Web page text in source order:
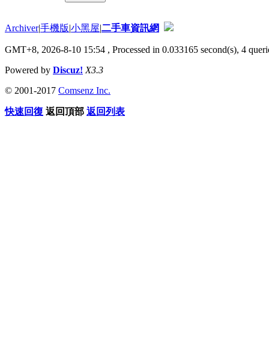
Archiver|手機版|小黑屋|二手車資訊網
GMT+8, 2026-8-10 15:54 , Processed in 0.033165 second(s), 4
Powered by Discuz! X3.3
© 2001-2017 Comsenz Inc.
快速回復 返回頂部 返回列表